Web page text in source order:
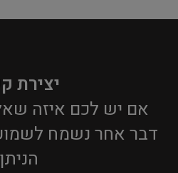
יצירת
אם יש לכם איזה
דבר אחר נשמח
הניתן​